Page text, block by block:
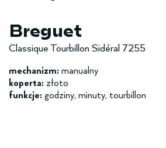
Breguet
Classique Tourbillon Sidéral 7255
mechanizm: manualny
koperta: złoto
funkcje: godziny, minuty, tourbillon